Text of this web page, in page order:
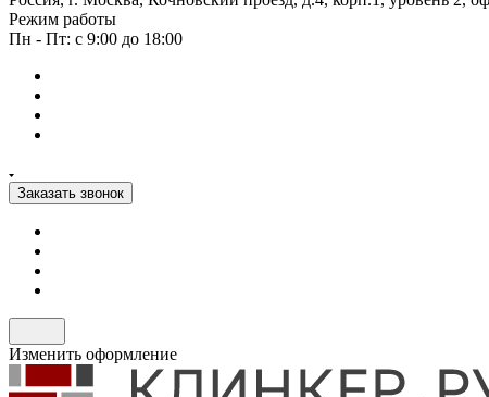
Режим работы
Пн - Пт: с 9:00 до 18:00
Заказать звонок
Изменить оформление